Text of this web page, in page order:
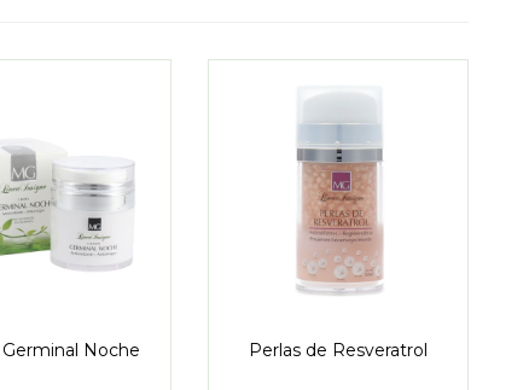
Noche Perlas de Resveratrol